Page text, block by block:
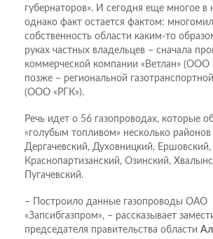
губернаторов». И сегодня еще многое в
однако факт остается фактом:
собственность области каким-то
руках частных владельцев – сначала
коммерческой компании «Ветлан» (ООО
позже – региональной
(ООО «РГК»).
Речь идет о 56 газопроводах, которые
«голубым топливом» несколько районов
Дергачевский, Духовницкий,
Краснопартизанский, Озинский,
Пугачевский.
– Построило данные газопроводы ОАО
«Запсибгазпром», – рассказывает
председателя правительства области